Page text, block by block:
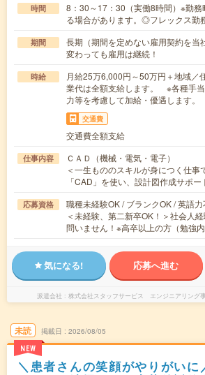
時間
8：30～17：30（実働8時間）※勤務
る場合があります。◎フレックス勤
期間
長期（期間を定めない雇用契約を当
変わっても雇用は継続！
時給
月給25万6,000円～50万円＋地域
業代は全額支給します。 ※各種手
力等を考慮して加給・優遇します。
交通費
交通費全額支給
仕事内容
ＣＡＤ（機械・電気・電子）
＜一生もののスキルが身につく仕事
「CAD」を使い、設計図作成サポ
応募資格
職種未経験OK / ブランクOK / 英語
＜未経験、第二新卒OK！＞社会人
問いません！※高卒以上の方（勉強
気になる! 応募へ進む
派遣会社 株式会社スタッフサービス エンジニアリング事
未読
NEW
掲載日 2026/08/05
＼患者さんの笑顔がやりがいに